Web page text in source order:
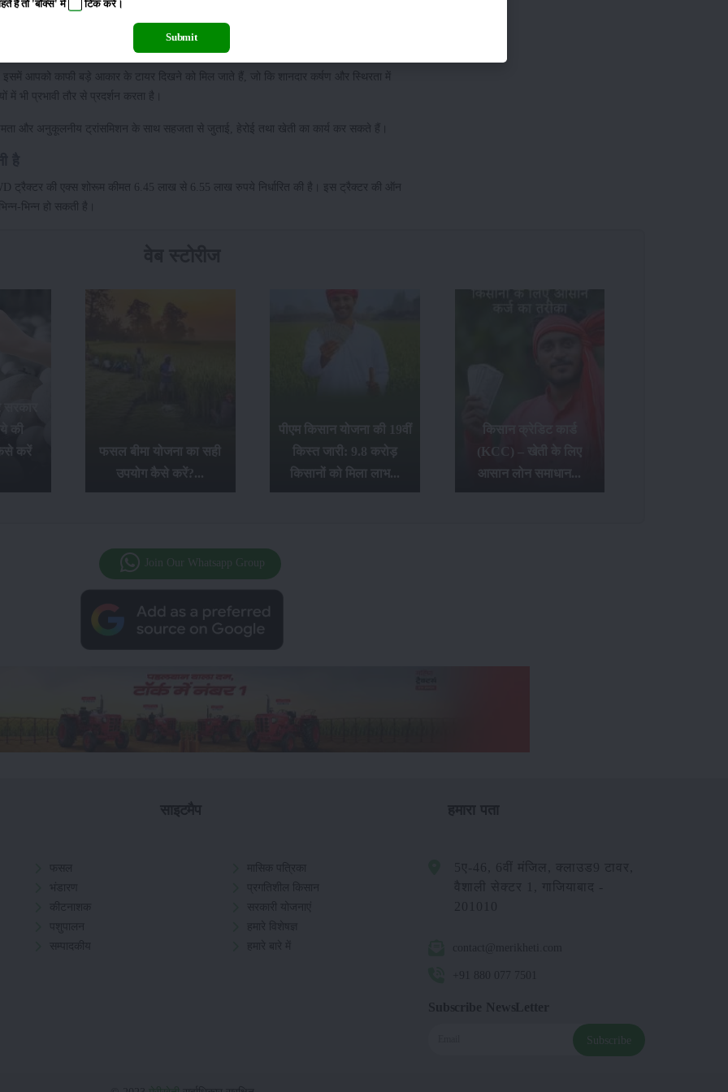
आपको काफी बड़े आकार के टायर दिखने को मिल जाते हैं, जो कि शानदार कर्षण और स्थिरता में
में भी प्रभावी तौर से प्रदर्शन करता है।
और अनुकूलनीय ट्रांसमिशन के साथ सहजता से जुताई, हेरोई तथा खेती का कार्य कर सकते हैं।
ट्रैक्टर की एक्स शोरूम कीमत 6.45 लाख से 6.55 लाख रुपये निर्धारित की है। इस ट्रैक्टर की ऑन
भिन्न हो सकती है।
की
करें
फसल बीमा योजना का सही
उपयोग कैसे करें?...
पीएम किसान योजना की 19वीं
किस्त जारी: 9.8 करोड़
किसानों को मिला लाभ...
किसान क्रेडिट कार्ड
(KCC) – खेती के लिए
आसान लोन समाधान...
Join Our Whatsapp Group
है तो 'बॉक्स' में टिककरें।
Submit
Subscribe